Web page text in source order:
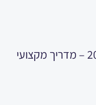
פרק #99: איך להעלות ערך עצמי 2023 – מדריך מקצועי